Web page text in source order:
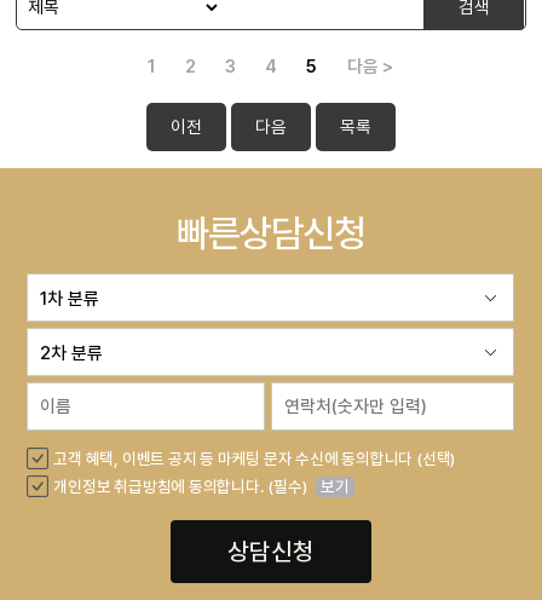
검색
1 2 3 4 5 다음 >
이전 다음 목록
빠른상담신청
고객 혜택, 이벤트 공지 등 마케팅 문자 수신에 동의합니다 (선택)
개인정보 취급방침에 동의합니다. (필수)
보기
상담신청